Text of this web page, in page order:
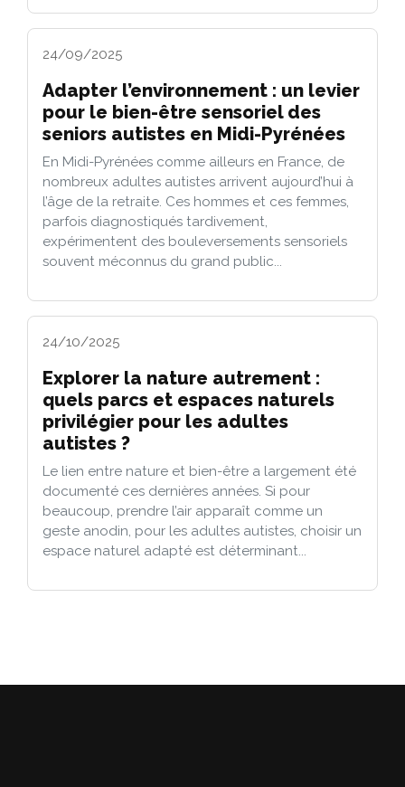
24/09/2025
Adapter l’environnement : un levier
pour le bien-être sensoriel des
seniors autistes en Midi-Pyrénées
En Midi-Pyrénées comme ailleurs en France, de
nombreux adultes autistes arrivent aujourd’hui à
l’âge de la retraite. Ces hommes et ces femmes,
parfois diagnostiqués tardivement,
expérimentent des bouleversements sensoriels
souvent méconnus du grand public...
24/10/2025
Explorer la nature autrement :
quels parcs et espaces naturels
privilégier pour les adultes
autistes ?
Le lien entre nature et bien-être a largement été
documenté ces dernières années. Si pour
beaucoup, prendre l’air apparaît comme un
geste anodin, pour les adultes autistes, choisir un
espace naturel adapté est déterminant...